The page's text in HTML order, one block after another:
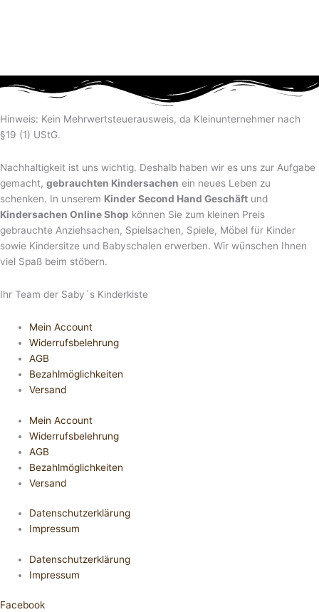
Hinweis: Kein Mehrwertsteuerausweis, da Kleinunternehmer nach
§19 (1) UStG.
Nachhaltigkeit ist uns wichtig. Deshalb haben wir es uns zur Aufgabe
gemacht, gebrauchten Kindersachen ein neues Leben zu
schenken. In unserem Kinder Second Hand Geschäft und
Kindersachen Online Shop können Sie zum kleinen Preis
gebrauchte Anziehsachen, Spiel­sachen, Spiele, Möbel für Kinder
sowie Kindersitze und Babyschalen erwerben. Wir wünschen Ihnen
viel Spaß beim stöbern.
Ihr Team der Saby´s Kinderkiste
Mein Account
Widerrufsbelehrung
AGB
Bezahlmöglichkeiten
Versand
Mein Account
Widerrufsbelehrung
AGB
Bezahlmöglichkeiten
Versand
Datenschutzerklärung
Impressum
Datenschutzerklärung
Impressum
Facebook